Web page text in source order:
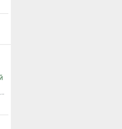
11ПКМ49-11133В Переключатель кнопочный